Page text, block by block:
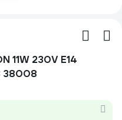
11W 230V E14
38008